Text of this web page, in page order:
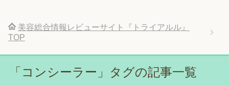
美容総合情報レビューサイト『トライアルル』
TOP
「コンシーラー」タグの記事一覧